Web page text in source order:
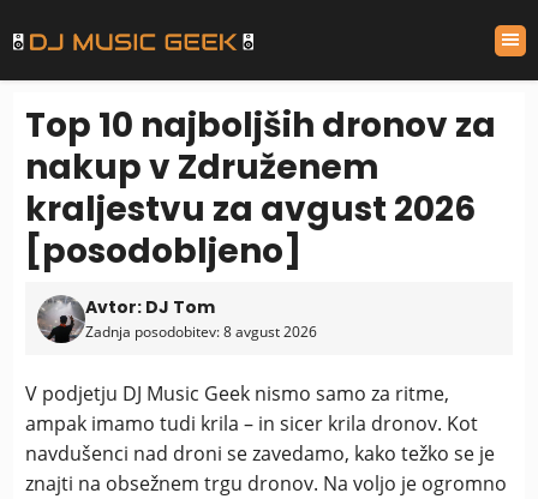
Top 10 najboljših dronov za
nakup v Združenem
kraljestvu za avgust 2026
[posodobljeno]
Avtor: DJ Tom
Zadnja posodobitev: 8 avgust 2026
V podjetju DJ Music Geek nismo samo za ritme,
ampak imamo tudi krila – in sicer krila dronov. Kot
navdušenci nad droni se zavedamo, kako težko se je
znajti na obsežnem trgu dronov. Na voljo je ogromno